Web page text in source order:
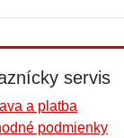
servis
a platba
podmienky